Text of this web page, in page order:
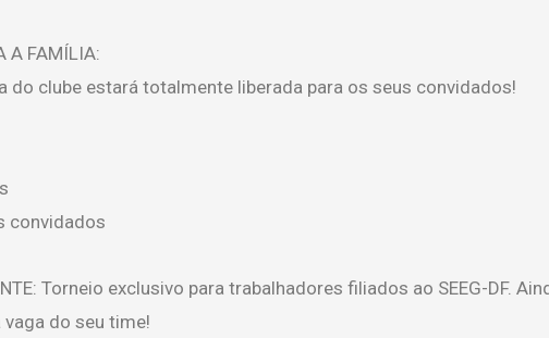
A FAMÍLIA:
do clube estará totalmente liberada para os seus convidados!
convidados
Torneio exclusivo para trabalhadores filiados ao SEEG-DF.
do seu time!